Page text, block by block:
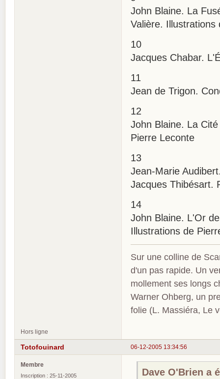
John Blaine. La
Valière. Illustrations
10
Jacques Chabar.
11
Jean de Trigon.
12
John Blaine. La
Pierre Leconte
13
Jean-Marie
Jacques Thibésart.
14
John Blaine. L'Or
Illustrations de
Sur une colline de
d'un pas rapide. Un
mollement ses longs
Warner Ohberg, un
folie (L. Massiéra, Le
Hors ligne
06-12-2005 13:34:56
Totofouinard
Membre
Inscription : 25-11-2005
Dave O'Brien a